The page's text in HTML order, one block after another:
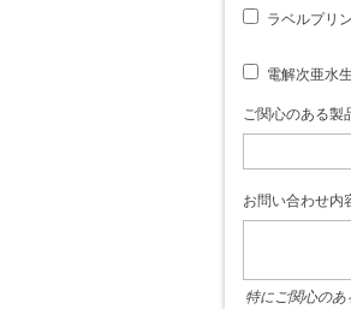
ラベルプリ
電解次亜水
ご関心のある製
お問い合わせ内
特にご関心の